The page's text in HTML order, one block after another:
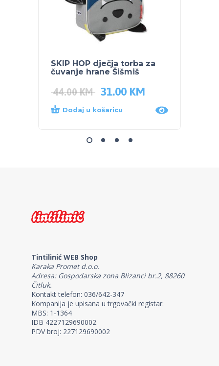
SKIP HOP dječja torba za
čuvanje hrane Šišmiš
44.00KM 31.00 KM
Dodaj u košaricu
Tintilinić WEB Shop
Karaka Promet d.o.o.
Adresa: Gospodarska zona Blizanci br.2, 88260
Čitluk.
Kontakt telefon: 036/642-347
Kompanija je upisana u trgovački registar:
MBS: 1-1364
IDB 4227129690002
PDV broj: 227129690002